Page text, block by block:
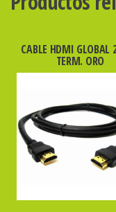
70cc
cantidad
CABLE HDMI GLOBAL
TERM. ORO